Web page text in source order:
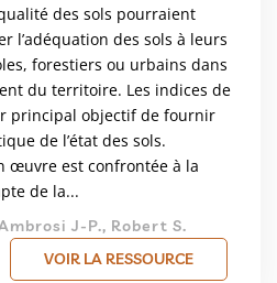
des sols pourraient
l’adéquation des sols à leurs
forestiers ou urbains dans
du territoire. Les indices de
principal objectif de fournir
de l’état des sols.
œuvre est confrontée à la
de la...
J-P., Robert S.
VOIR LA RESSOURCE